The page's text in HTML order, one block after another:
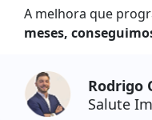
A melhora que
meses,
Rodrigo
Salute